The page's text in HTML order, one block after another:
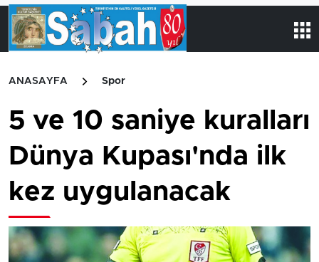
ANASAYFA Spor
5 ve 10 saniye kuralları
Dünya Kupası'nda ilk
kez uygulanacak